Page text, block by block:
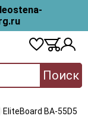
Поиск
EliteBoard BA-55D5